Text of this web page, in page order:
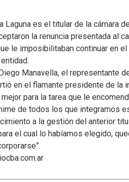
Laguna es el titular de la cámara
la renuncia presentada al
le imposibilitaban continuar en
Manavella, el representante
en el flamante presidente de la
para la tarea que le
de todos los que integramos
a la gestión del anterior
el cual lo habíamos elegido,